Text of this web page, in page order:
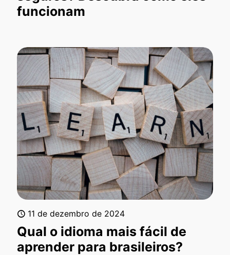
funcionam
11 de dezembro de 2024
Qual o idioma mais fácil de
aprender para brasileiros?